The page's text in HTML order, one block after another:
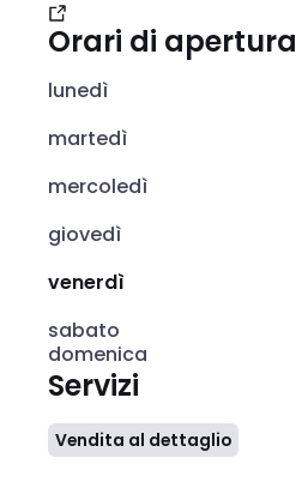
Orari di apertura
lunedì
martedì
mercoledì
giovedì
venerdì
sabato
domenica
Servizi
Vendita al dettaglio